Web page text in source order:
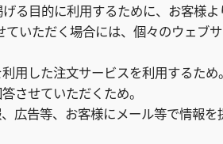
る目的に利用するために、お客様
いただく場合には、個々のウェブ
用した注文サービスを利用するため。
させていただくため。
広告等、お客様にメール等で情報